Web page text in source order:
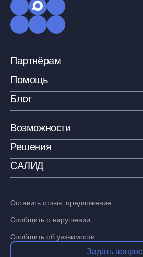
Партнёрам
Помощь
Блог
Возможности
Решения
САЛИД
Оставить отзыв, предложение
Сообщить о нарушении
Сообщить об уязвимости
Задать вопрос